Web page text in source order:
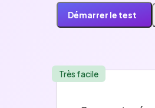
Démarrer le test
Très facile